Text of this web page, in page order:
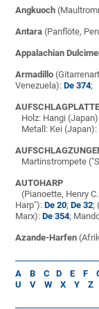
Angkuoch
Antara (Panflöte,
Appalachian
Armadillo
Venezuela):De 374;
AUFSCHLAGPLATTE
Holz: Hangi
Metall: Kei (Japan):
Martinstrompete
AUTOHARP
(Pianoette, Henry
Harp"):De 20;De 32;
Marx):De 354;
Azande-Harfen
A B C D E F
U
V W X Y Z